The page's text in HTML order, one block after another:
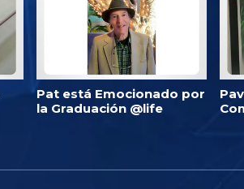
Pat está Emocionado por
la Graduación @life